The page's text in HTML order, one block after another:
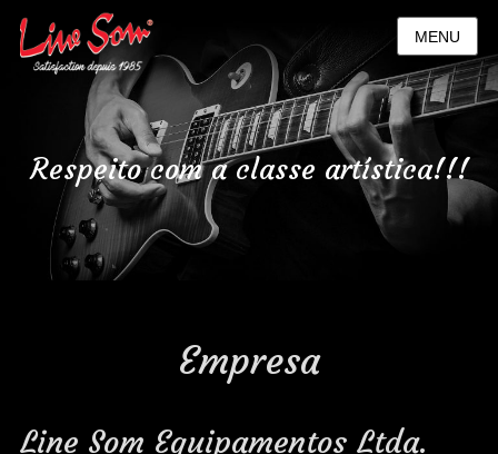
MENU
Respeito com a classe artística!!!
Empresa
Line Som Equipamentos Ltda.